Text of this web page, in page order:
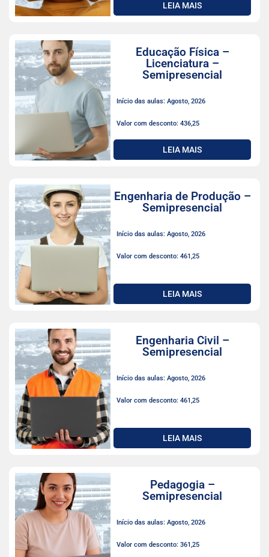
LEIA MAIS
Educação Física –
Licenciatura –
Semipresencial
Início das aulas: Agosto, 2026
Valor com desconto: 436,25
LEIA MAIS
Engenharia de Produção –
Semipresencial
Início das aulas: Agosto, 2026
Valor com desconto: 461,25
LEIA MAIS
Engenharia Civil –
Semipresencial
Início das aulas: Agosto, 2026
Valor com desconto: 461,25
LEIA MAIS
Pedagogia –
Semipresencial
Início das aulas: Agosto, 2026
Valor com desconto: 361,25